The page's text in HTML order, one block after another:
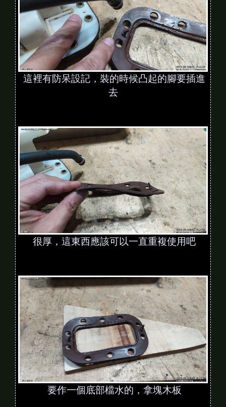
這裡有防呆設記，裝的時候凸起的腳要插進
去
很厚，這東西應該可以一直重複使用吧
要作一個底部檔水的，拿塊木板